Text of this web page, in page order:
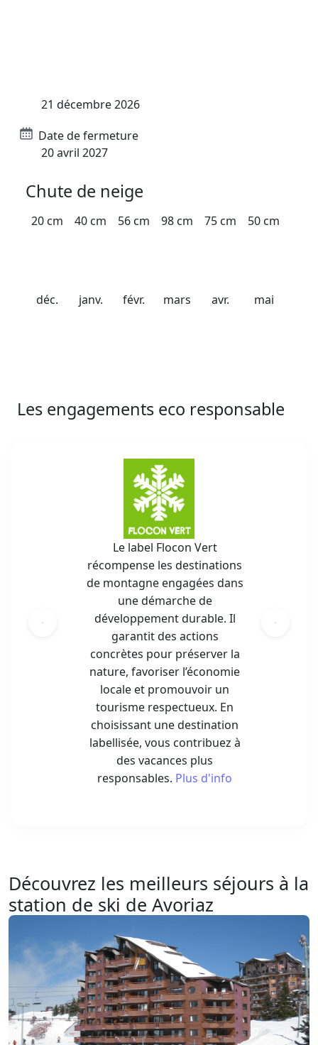
21 décembre 2026
Date de fermeture
20 avril 2027
Chute de neige
20 cm
déc.
40 cm
janv.
56 cm
févr.
98 cm
mars
75 cm
avr.
50 cm
mai
Les engagements eco responsable
Le label Flocon Vert
récompense les destinations
de montagne engagées dans
une démarche de
développement durable. Il
garantit des actions
concrètes pour préserver la
nature, favoriser l’économie
locale et promouvoir un
tourisme respectueux. En
choisissant une destination
labellisée, vous contribuez à
des vacances plus
responsables. Plus d'info
Découvrez les meilleurs séjours à la
station de ski de Avoriaz